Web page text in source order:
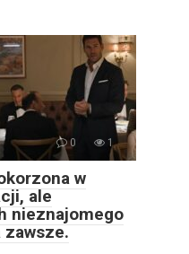
0 1
w
ale
nieznajomego
zawsze.